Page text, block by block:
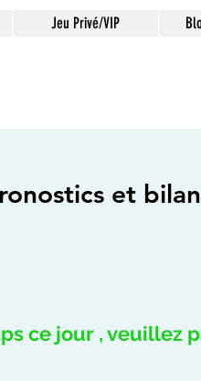
Jeu Privé/VIP
et
ce jour , veuillez